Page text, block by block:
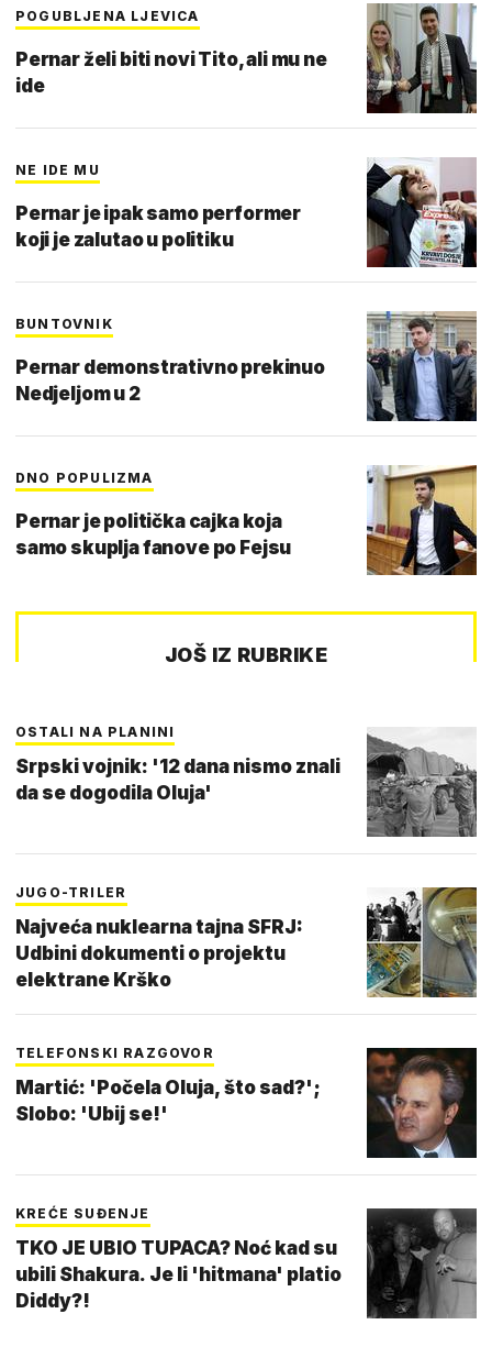
POGUBLJENA LJEVICA
Pernar želi biti novi Tito, ali mu ne
ide
NE IDE MU
Pernar je ipak samo performer
koji je zalutao u politiku
BUNTOVNIK
Pernar demonstrativno prekinuo
Nedjeljom u 2
DNO POPULIZMA
Pernar je politička cajka koja
samo skuplja fanove po Fejsu
JOŠ IZ RUBRIKE
OSTALI NA PLANINI
Srpski vojnik: '12 dana nismo znali
da se dogodila Oluja'
JUGO-TRILER
Najveća nuklearna tajna SFRJ:
Udbini dokumenti o projektu
elektrane Krško
TELEFONSKI RAZGOVOR
Martić: 'Počela Oluja, što sad?';
Slobo: 'Ubij se!'
KREĆE SUĐENJE
TKO JE UBIO TUPACA? Noć kad su
ubili Shakura. Je li 'hitmana' platio
Diddy?!